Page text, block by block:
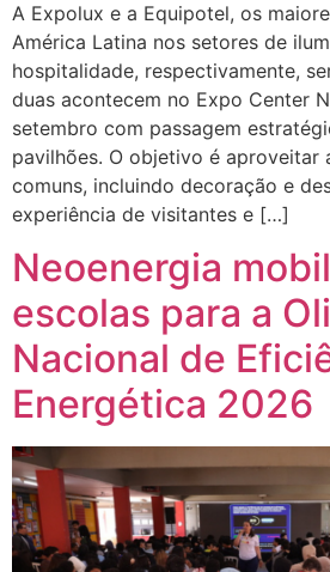
A Expolux e a Equipotel, os
América Latina nos setores de
hospitalidade, respectivamente,
duas acontecem no Expo Center
setembro com passagem
pavilhões. O objetivo é aproveitar
comuns, incluindo decoração e
experiência de visitantes e […]
Neoenergia
escolas para a
Nacional de
Energética 2026